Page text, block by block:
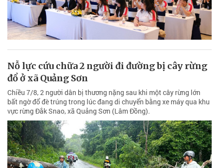
Nỗ lực cứu chữa 2 người đi đường bị cây rừng
đổ ở xã Quảng Sơn
Chiều 7/8, 2 người dân bị thương nặng sau khi một cây rừng lớn
bất ngờ đổ đè trúng trong lúc đang di chuyển bằng xe máy qua khu
vực rừng Đắk Snao, xã Quảng Sơn (Lâm Đồng).